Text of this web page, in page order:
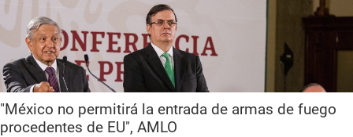
"México no permitirá la entrada de armas de fuego
procedentes de EU", AMLO